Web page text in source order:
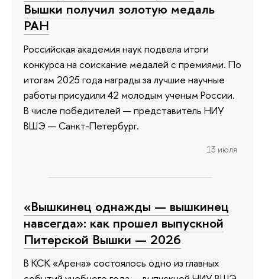
Вышки получил золотую медаль
РАН
Российская академия наук подвела итоги
конкурса на соискание медалей с премиями. По
итогам 2025 года награды за лучшие научные
работы присудили 42 молодым ученым России.
В числе победителей — представитель НИУ
ВШЭ — Санкт-Петербург.
13 июля
«Вышкинец однажды — вышкинец
навсегда»: как прошел выпускной
Питерской Вышки — 2026
В КСК «Арена» состоялось одно из главных